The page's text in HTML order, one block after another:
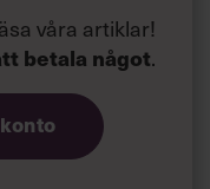
våra artiklar!
betala något.